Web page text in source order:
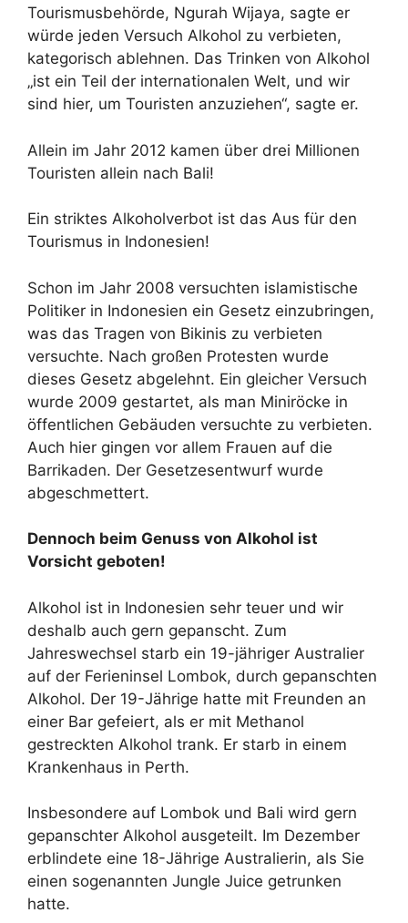
Tourismusbehörde, Ngurah Wijaya, sagte er
würde jeden Versuch Alkohol zu verbieten,
kategorisch ablehnen. Das Trinken von Alkohol
„ist ein Teil der internationalen Welt, und wir
sind hier, um Touristen anzuziehen“, sagte er.
Allein im Jahr 2012 kamen über drei Millionen
Touristen allein nach Bali!
Ein striktes Alkoholverbot ist das Aus für den
Tourismus in Indonesien!
Schon im Jahr 2008 versuchten islamistische
Politiker in Indonesien ein Gesetz einzubringen,
was das Tragen von Bikinis zu verbieten
versuchte. Nach großen Protesten wurde
dieses Gesetz abgelehnt. Ein gleicher Versuch
wurde 2009 gestartet, als man Miniröcke in
öffentlichen Gebäuden versuchte zu verbieten.
Auch hier gingen vor allem Frauen auf die
Barrikaden. Der Gesetzesentwurf wurde
abgeschmettert.
Dennoch beim Genuss von Alkohol ist
Vorsicht geboten!
Alkohol ist in Indonesien sehr teuer und wir
deshalb auch gern gepanscht. Zum
Jahreswechsel starb ein 19-jähriger Australier
auf der Ferieninsel Lombok, durch gepanschten
Alkohol. Der 19-Jährige hatte mit Freunden an
einer Bar gefeiert, als er mit Methanol
gestreckten Alkohol trank. Er starb in einem
Krankenhaus in Perth.
Insbesondere auf Lombok und Bali wird gern
gepanschter Alkohol ausgeteilt. Im Dezember
erblindete eine 18-Jährige Australierin, als Sie
einen sogenannten Jungle Juice getrunken
hatte.